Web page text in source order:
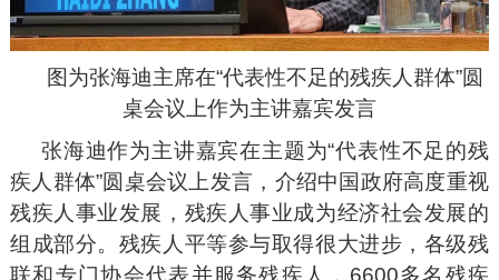
图为张海迪主席在“代表性不足的残疾人群体”圆
桌会议上作为主讲嘉宾发言
张海迪作为主讲嘉宾在主题为“代表性不足的残
疾人群体”圆桌会议上发言，介绍中国政府高度重视
残疾人事业发展，残疾人事业成为经济社会发展的
组成部分。残疾人平等参与取得很大进步，各级残
联和专门协会代表并服务残疾人，6600多名残疾